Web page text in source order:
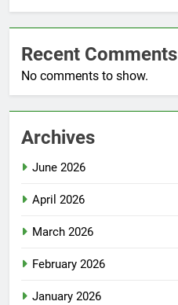
Recent Comments
No comments to show.
Archives
June 2026
April 2026
March 2026
February 2026
January 2026